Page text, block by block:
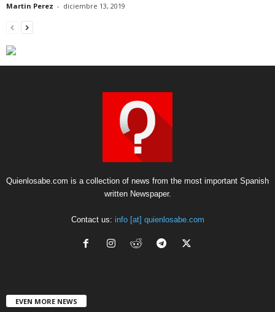
Martin Perez - diciembre 13, 2019
Quienlosabe.com is a collection of news from the most important Spanish
written Newspaper.
Contact us: info [at] quienlosabe.com
EVEN MORE NEWS